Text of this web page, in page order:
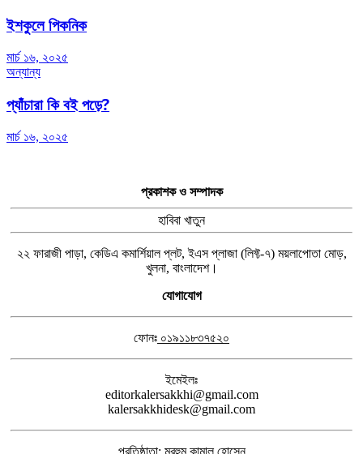
ইশকুলে পিকনিক
মার্চ ১৬, ২০২৫
অন্যান্য
প্যাঁচারা কি বই পড়ে?
মার্চ ১৬, ২০২৫
প্রকাশক ও সম্পাদক
হাবিবা খাতুন
২২ ফারাজী পাড়া, কেডিএ কমার্শিয়াল প্লট, ইএস প্লাজা (লিফ্ট-৭) ময়লাপোতা মোড়,
খুলনা, বাংলাদেশ।
যোগাযোগ
ফোনঃ ০১৯১১৮৩৭৫২০
ইমেইলঃ
editorkalersakkhi@gmail.com
kalersakkhidesk@gmail.com